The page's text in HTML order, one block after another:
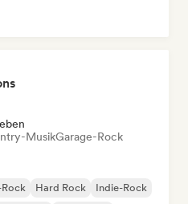
MusikGarage-Rock
Hard Rock
Indie-Rock